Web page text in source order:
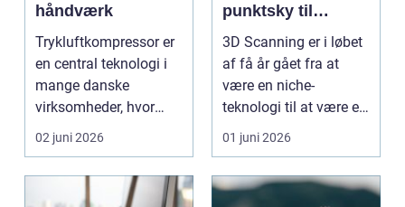
håndværk
Trykluftkompressor er
en central teknologi i
mange danske
virksomheder, hvor
stabil forsyning af try...
02 juni 2026
punktsky til
præcist
projektgrundlag
3D Scanning er i løbet
af få år gået fra at
være en niche-
teknologi til at være et
helt almindeligt ...
01 juni 2026